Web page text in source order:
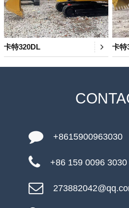
卡特320DL 卡特
+8615900963030
+86 159 0096 3030